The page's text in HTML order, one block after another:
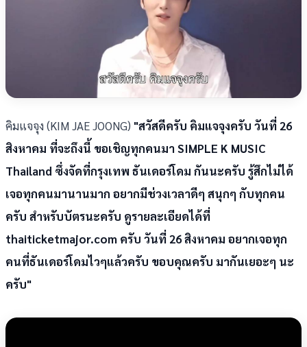
คิมแจจุง (KIM JAE JOONG) "สวัสดีครับ คิมแจจุงครับ วันที่ 26
สิงหาคม ที่จะถึงนี้ ขอเชิญทุกคนมา SIMPLE K MUSIC
Thailand ซึ่งจัดที่กรุงเทพ ธันเดอร์โดม กันนะครับ รู้สึกไม่ได้
เจอทุกคนมานานมาก อยากมีช่วงเวลาดีๆ สนุกๆ กับทุกคน
ครับ สำหรับบัตรนะครับ ดูรายละเอียดได้ที่
thaiticketmajor.com ครับ วันที่ 26 สิงหาคม อยากเจอทุก
คนที่ธันเดอร์โดมไวๆแล้วครับ ขอบคุณครับ มากันเยอะๆ นะ
ครับ"